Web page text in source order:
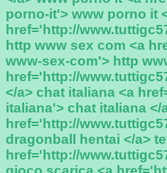
porno-it'> www porno it
href='http://
http www sex com <a
www-sex-com'> http
href='http://
</a> chat italiana <a
italiana'> chat italiana
href='http://
dragonball hentai </a>
href='http://